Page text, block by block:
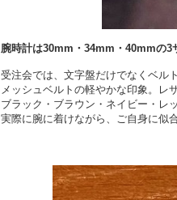
腕時計は30mm・34mm・40mmの3
受注会では、文字盤だけでなくベル
メッシュベルトの軽やかな印象。レ
ブラック・ブラウン・ネイビー・レ
実際に腕に着けながら、ご自身に似